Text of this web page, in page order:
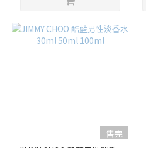
售完